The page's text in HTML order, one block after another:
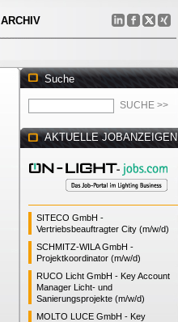
ARCHIV
Suche
AKTUELLE JOBANZEIGEN
SITECO GmbH -
Vertriebsbeauftragter City (m/w/d)
SCHMITZ-WILA GmbH -
Projektkoordinator (m/w/d)
RUCO Licht GmbH - Key Account
Manager Licht- und
Sanierungsprojekte (m/w/d)
MOLTO LUCE GmbH - Key